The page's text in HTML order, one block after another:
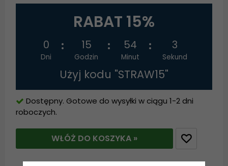
RABAT 15%
0
Dni
15
Godzin
54
Minut
3
Sekund
Użyj kodu "STRAW15"
Dostępny. Gotowe do wysyłki w ciągu 1-2 dni
roboczych.
WŁÓŻ DO KOSZYKA »